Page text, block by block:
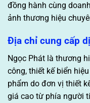
đồng hành cùng
ảnh thương hiệu
Địa chỉ cung cấp
Ngọc Phát là thương
công, thiết kế biển
phẩm do đơn vị thiết
giá cao từ phía người